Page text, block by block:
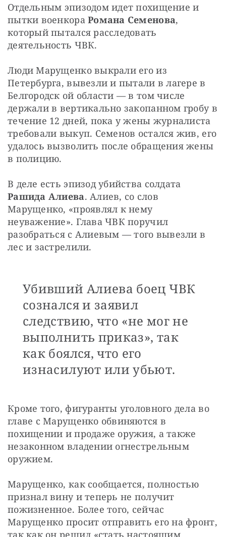
Отдельным эпизодом идет похищение и
пытки военкора Романа Семенова,
который пытался расследовать
деятельность ЧВК.
Люди Марущенко выкрали его из
Петербурга, вывезли и пытали в лагере в
Белгородск ой области — в том числе
держали в вертикально закопанном гробу в
течение 12 дней, пока у жены журналиста
требовали выкуп. Семенов остался жив, его
удалось вызволить после обращения жены
в полицию.
Рашида Алиева. Алиев, со слов
Марущенко, «проявлял к нему
неуважение». Глава ЧВК поручил
разобраться с Алиевым — того вывезли в
лес и застрелили.
Убивший Алиева боец ЧВК
сознался и заявил
следствию, что «не мог не
выполнить приказ», так
как боялся, что его
изнасилуют или убьют.
Кроме того, фигуранты уголовного дела во
главе с Марущенко обвиняются в
похищении и продаже оружия, а также
незаконном владении огнестрельным
оружием.
Марущенко, как сообщается, полностью
признал вину и теперь не получит
пожизненное. Более того, сейчас
Марущенко просит отправить его на фронт,
так как он решил «стать настоящим